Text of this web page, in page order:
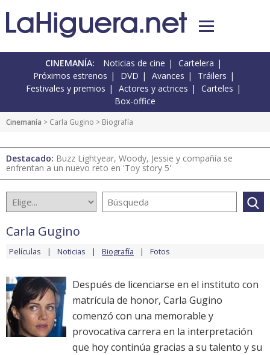
CINEMANÍA: Noticias de cine
Cartelera
Próximos estrenos
DVD Avances
Tráilers
Festivales y premios
Actores y actrices
Carteles
Box-office
Cinemanía > Carla Gugino > Biografía
Destacado: Buzz Lightyear, Woody, Jessie y compañía se
enfrentan a un nuevo reto en 'Toy story 5'
Carla Gugino
Películas Noticias Biografía Fotos
Después de licenciarse en el instituto con
matrícula de honor, Carla Gugino
comenzó con una memorable y
provocativa carrera en la interpretación
que hoy continúa gracias a su talento y su